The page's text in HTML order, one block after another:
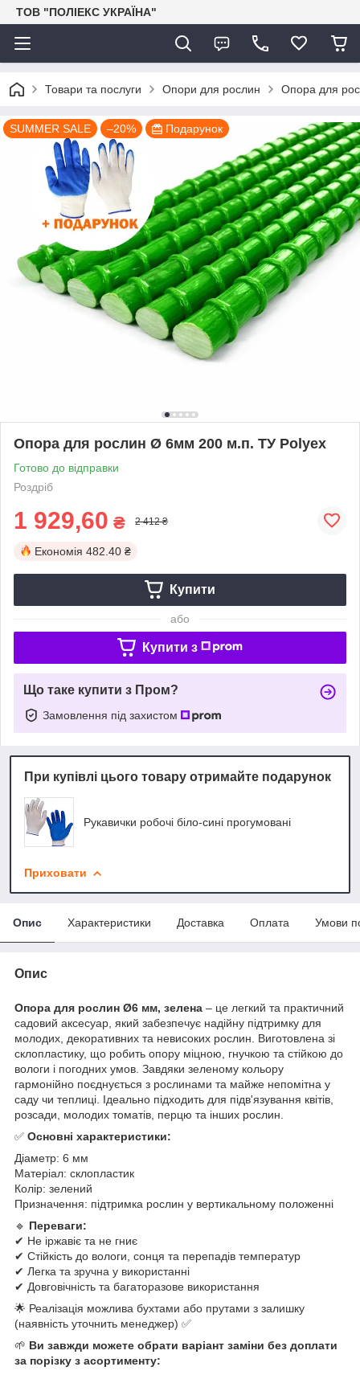
ТОВ "ПОЛІЕКС УКРАЇНА"
Товари та послуги Опори для рослин Опора для
SUMMER SALE –20% Подарунок
Опора для рослин Ø 6мм 200 м.п. ТУ Polyex
Готово до відправки
Роздріб
1 929,60 ₴ 2 412 ₴
Економія 482.40 ₴
Купити
або
Купити з
Що таке купити з Пром?
Замовлення під захистом
При купівлі цього товару отримайте подарунок
Рукавички робочі біло-сині прогумовані
Приховати
Опис Характеристики Доставка Оплата Умови
Опис
Опора для рослин Ø6 мм, зелена – це легкий та практичний
садовий аксесуар, який забезпечує надійну підтримку для
молодих, декоративних та невисоких рослин. Виготовлена зі
склопластику, що робить опору міцною, гнучкою та стійкою до
вологи і погодних умов. Завдяки зеленому кольору
гармонійно поєднується з рослинами та майже непомітна у
саду чи теплиці. Ідеально підходить для підв'язування квітів,
розсади, молодих томатів, перцю та інших рослин.
✅ Основні характеристики:
Діаметр: 6 мм
Матеріал: склопластик
Колір: зелений
Призначення: підтримка рослин у вертикальному положенні
🔹 Переваги:
✔ Не іржавіє та не гниє
✔ Стійкість до вологи, сонця та перепадів температур
✔ Легка та зручна у використанні
✔ Довговічність та багаторазове використання
🌟 Реалізація можлива бухтами або прутами з залишку
(наявність уточнить менеджер) ✅
🌱 Ви завжди можете обрати варіант заміни без доплати
за порізку з асортименту: